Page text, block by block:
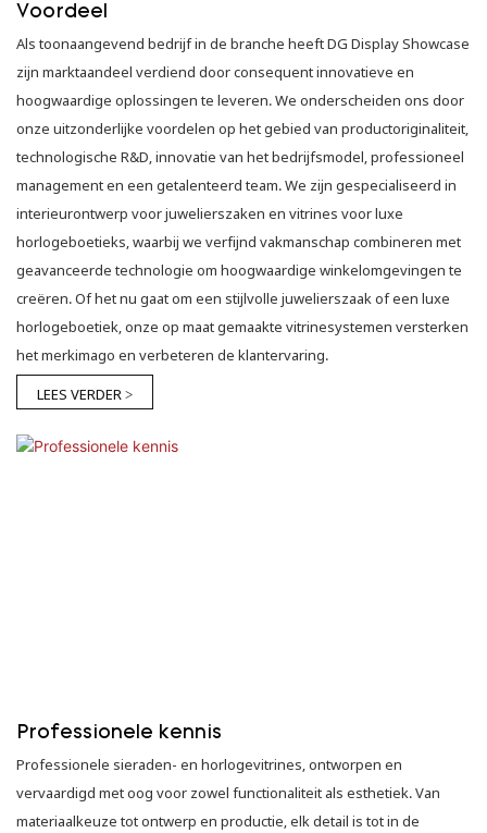
Voordeel
Als toonaangevend bedrijf in de branche heeft DG Display Showcase
zijn marktaandeel verdiend door consequent innovatieve en
hoogwaardige oplossingen te leveren. We onderscheiden ons door
onze uitzonderlijke voordelen op het gebied van productoriginaliteit,
technologische R&D, innovatie van het bedrijfsmodel, professioneel
management en een getalenteerd team. We zijn gespecialiseerd in
interieurontwerp voor juwelierszaken en vitrines voor luxe
horlogeboetieks, waarbij we verfijnd vakmanschap combineren met
geavanceerde technologie om hoogwaardige winkelomgevingen te
creëren. Of het nu gaat om een ​​stijlvolle juwelierszaak of een luxe
horlogeboetiek, onze op maat gemaakte vitrinesystemen versterken
het merkimago en verbeteren de klantervaring.
LEES VERDER >
Professionele kennis
Professionele sieraden- en horlogevitrines, ontworpen en
vervaardigd met oog voor zowel functionaliteit als esthetiek. Van
materiaalkeuze tot ontwerp en productie, elk detail is tot in de